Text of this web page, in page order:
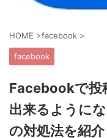
HOME >facebook >
facebook
Facebookで投
出来るように
の対処法を紹介